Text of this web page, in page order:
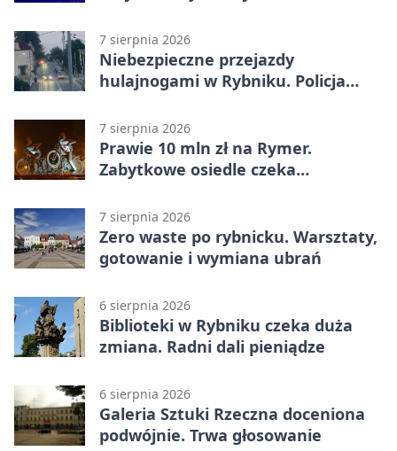
7 sierpnia 2026
Niebezpieczne przejazdy
hulajnogami w Rybniku. Policja
7 sierpnia 2026
Prawie 10 mln zł na Rymer.
Zabytkowe osiedle czeka
7 sierpnia 2026
Zero waste po rybnicku. Warsztaty,
gotowanie i wymiana ubrań
6 sierpnia 2026
Biblioteki w Rybniku czeka duża
zmiana. Radni dali pieniądze
6 sierpnia 2026
Galeria Sztuki Rzeczna doceniona
podwójnie. Trwa głosowanie